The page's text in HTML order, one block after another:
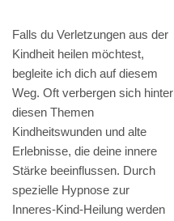
Falls du Verletzungen aus der
Kindheit heilen möchtest,
begleite ich dich auf diesem
Weg. Oft verbergen sich hinter
diesen Themen
Kindheitswunden und alte
Erlebnisse, die deine innere
Stärke beeinflussen. Durch
spezielle Hypnose zur
Inneres-Kind-Heilung werden